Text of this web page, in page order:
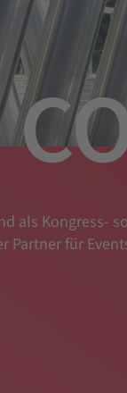
als Kongress-
Partner für